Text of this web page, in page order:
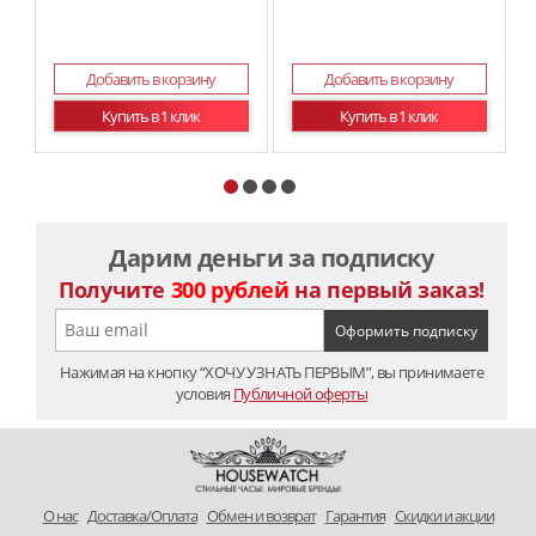
Добавить в корзину
Купить в 1 клик
Добавить в корзину
Купить в 1 клик
Дарим деньги за подписку
Получите 300 рублей на первый заказ!
Нажимая на кнопку “ХОЧУ УЗНАТЬ ПЕРВЫМ”, вы принимаете
условия Публичной оферты
O нас Доставка/Оплата Обмен и возврат Гарантия Скидки и акции